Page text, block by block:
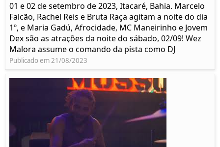
01 e 02 de setembro de 2023, Itacaré, Bahia. Marcelo
Falcão, Rachel Reis e Bruta Raça agitam a noite do dia
1º, e Maria Gadú, Afrocidade, MC Maneirinho e Jovem
Dex são as atrações da noite do sábado, 02/09! Wez
Malora assume o comando da pista como DJ
Publicado em 21/08/2023